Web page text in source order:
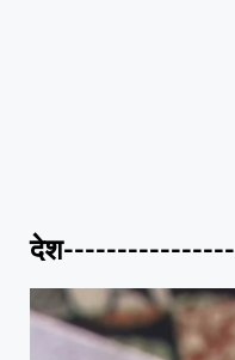
देश----------------